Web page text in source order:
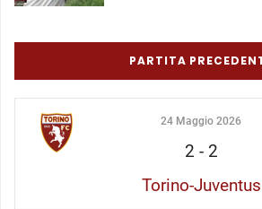
PARTITA
24 Maggio 2026
2 - 2
Torino-Juventus